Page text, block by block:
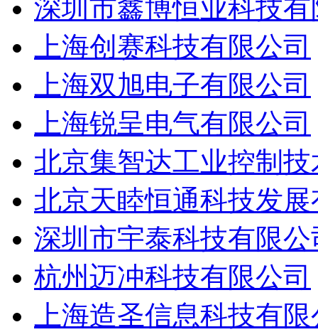
深圳市鑫博恒业科技
上海创赛科技有限公司
上海双旭电子有限公司
上海锐呈电气有限公司
北京集智达工业控制
北京天睦恒通科技发
深圳市宇泰科技有限公
杭州迈冲科技有限公司
上海造圣信息科技有